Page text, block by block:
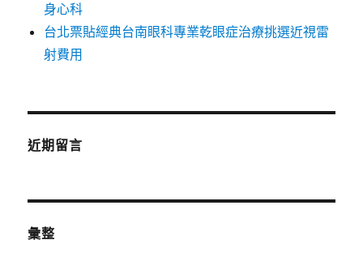
身心科
台北票貼經典台南眼科專業乾眼症治療挑選近視雷
射費用
近期留言
彙整